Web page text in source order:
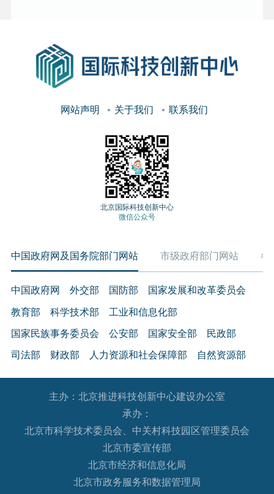
网站声明 关于我们 联系我们
北京国际科技创新中心
微信公众号
中国政府网及国务院部门网站 市级政府部门网站 各
中国政府网 外交部 国防部 国家发展和改革委员会
教育部 科学技术部 工业和信息化部
国家民族事务委员会 公安部 国家安全部 民政部
司法部 财政部 人力资源和社会保障部 自然资源部
生态环境部 住房和城乡建设部 交通运输部 水利部
农业农村部 商务部 文化和旅游部
退役军人事务部
国家语言文字工作委员会
国家航天局 国家原子能机构
国家核安全局
主办：北京推进科技创新中心建设办公室
承办：
北京市科学技术委员会、中关村科技园区管理委员会
北京市委宣传部
北京市经济和信息化局
北京市政务服务和数据管理局